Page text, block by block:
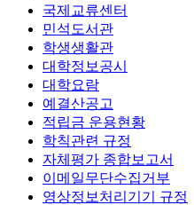
국제교류센터
민석도서관
학생생활관
대학정보공시
대학요람
예결산공고
적립금 운용현황
학칙관련 규정
자체평가 종합보고서
이메일무단수집거부
영상정보처리기기 규정